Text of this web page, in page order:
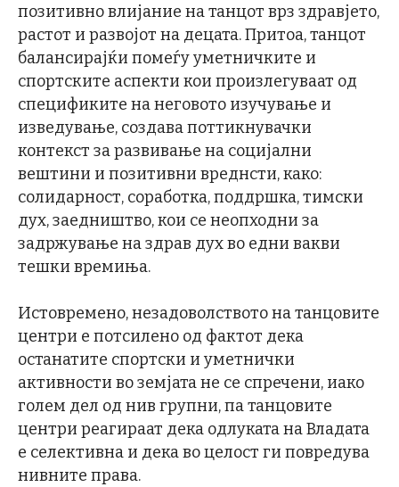
позитивно влијание на танцот врз здравјето,
растот и развојот на децата. Притоа, танцот
балансирајќи помеѓу уметничките и
спортските аспекти кои произлегуваат од
спецификите на неговото изучување и
изведување, создава поттикнувачки
контекст за развивање на социјални
вештини и позитивни вреднсти, како:
солидарност, соработка, поддршка, тимски
дух, заедништво, кои се неопходни за
задржување на здрав дух во едни вакви
тешки времиња.
Истовремено, незадоволството на танцовите
центри е потсилено од фактот дека
останатите спортски и уметнички
активности во земјата не се спречени, иако
голем дел од нив групни, па танцовите
центри реагираат дека одлуката на Владата
е селективна и дека во целост ги повредува
нивните права.